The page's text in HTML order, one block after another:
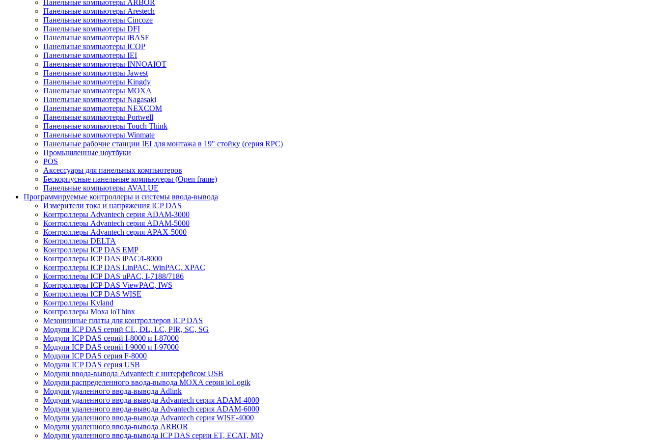
Панельные компьютеры ARBOR
Панельные компьютеры Arestech
Панельные компьютеры Cincoze
Панельные компьютеры DFI
Панельные компьютеры iBASE
Панельные компьютеры ICOP
Панельные компьютеры IEI
Панельные компьютеры INNOAIOT
Панельные компьютеры Jawest
Панельные компьютеры Kingdy
Панельные компьютеры MOXA
Панельные компьютеры Nagasaki
Панельные компьютеры NEXCOM
Панельные компьютеры Portwell
Панельные компьютеры Touch Think
Панельные компьютеры Winmate
Панельные рабочие станции IEI для монтажа в 19" стойку (серия RPC)
Промышленные ноутбуки
POS
Аксессуары для панельных компьютеров
Бескорпусные панельные компьютеры (Open frame)
Панельные компьютеры AVALUE
Программируемые контроллеры и системы ввода-вывода
Измерители тока и напряжения ICP DAS
Контроллеры Advantech серия ADAM-3000
Контроллеры Advantech серия ADAM-5000
Контроллеры Advantech серия APAX-5000
Контроллеры DELTA
Контроллеры ICP DAS EMP
Контроллеры ICP DAS iPAC/I-8000
Контроллеры ICP DAS LinPAC, WinPAC, XPAC
Контроллеры ICP DAS uPAC, I-7188/7186
Контроллеры ICP DAS ViewPAC, IWS
Контроллеры ICP DAS WISE
Контроллеры Kyland
Контроллеры Moxa ioThinx
Мезонинные платы для контроллеров ICP DAS
Модули ICP DAS серий CL, DL, LC, PIR, SC, SG
Модули ICP DAS серий I-8000 и I-87000
Модули ICP DAS серий I-9000 и I-97000
Модули ICP DAS серия F-8000
Модули ICP DAS серия USB
Модули ввода-вывода Advantech с интерфейсом USB
Модули распределенного ввода-вывода MOXA серия ioLogik
Модули удаленного ввода-вывода Adlink
Модули удаленного ввода-вывода Advantech серия ADAM-4000
Модули удаленного ввода-вывода Advantech серия ADAM-6000
Модули удаленного ввода-вывода Advantech серия WISE-4000
Модули удаленного ввода-вывода ARBOR
Модули удаленного ввода-вывода ICP DAS серии ET, ECAT, MQ